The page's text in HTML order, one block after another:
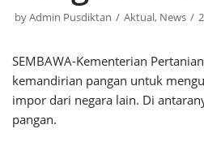
byAdmin Pusdiktan Aktual, News
SEMBAWA-Kementerian
kemandirian pangan untuk
impor dari negara lain. Di
pangan.